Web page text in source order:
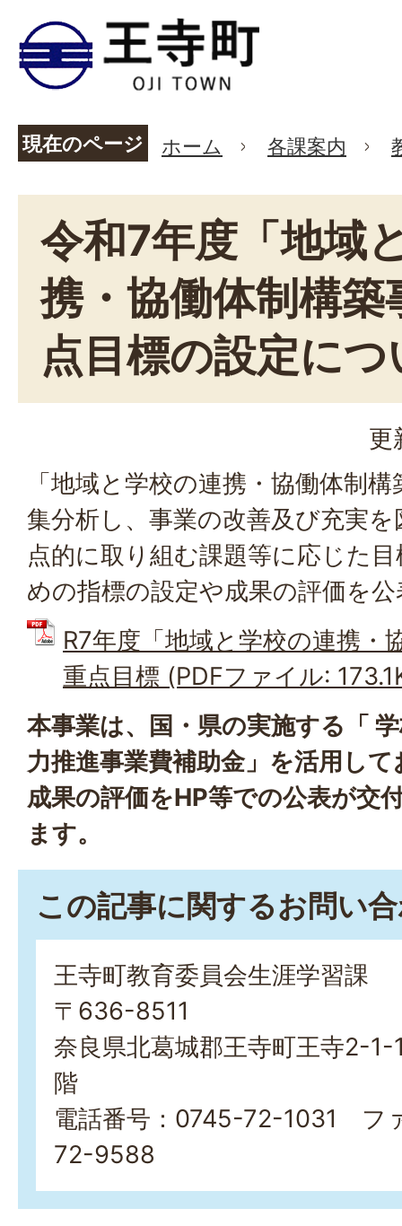
現在のページ ホーム 各課案内
令和7年度「地域
携・協働体制構築
点目標の設定につ
更
「地域と学校の連携・協働体制
集分析し、事業の改善及び充実
点的に取り組む課題等に応じた
めの指標の設定や成果の評価を
R7年度「地域と学校の連携・
重点目標 (PDFファイル:
本事業は、国・県の実施する「
力推進事業費補助金」を活用し
成果の評価をHP等での公表が交
ます。
この記事に関するお問い
王寺町教育委員会生涯学習課
〒636-8511
奈良県北葛城郡王寺町王寺2-
階
電話番号：0745-72-1031 フ
72-9588